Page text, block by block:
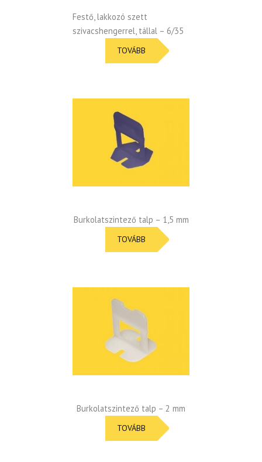
Festő, lakkozó szett
szivacshengerrel, tállal – 6/35
TOVÁBB
Burkolatszintező talp – 1,5 mm
TOVÁBB
Burkolatszintező talp – 2 mm
TOVÁBB